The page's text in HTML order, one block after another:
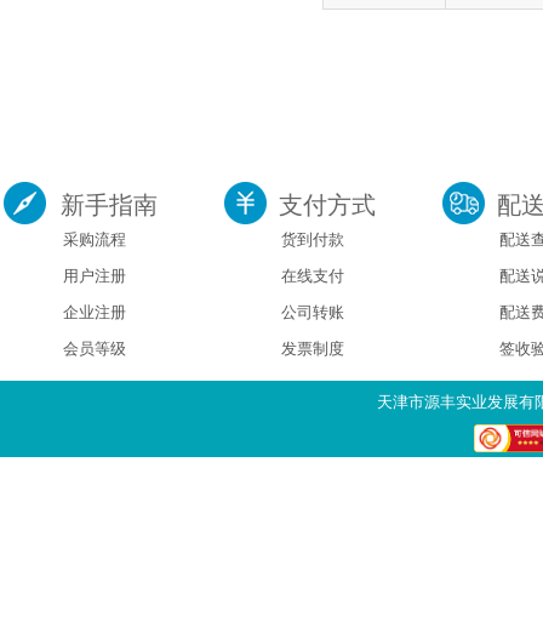
新手指南
采购流程
用户注册
企业注册
会员等级
支付方式
货到付款
在线支付
公司转账
发票制度
配
配送
配送
配送
签收
天津市源丰实业发展